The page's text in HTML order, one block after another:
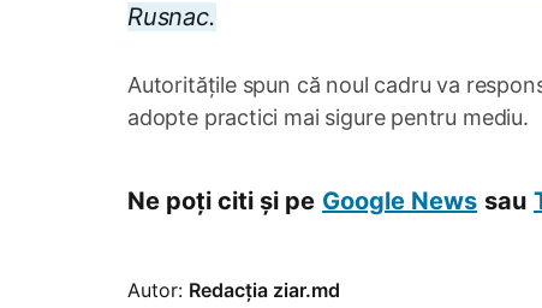
Rusnac.
Autoritățile spun că noul cadru va
adopte practici mai sigure pentru mediu.
Ne poți citi și pe Google News sau
Autor: Redacția ziar.md